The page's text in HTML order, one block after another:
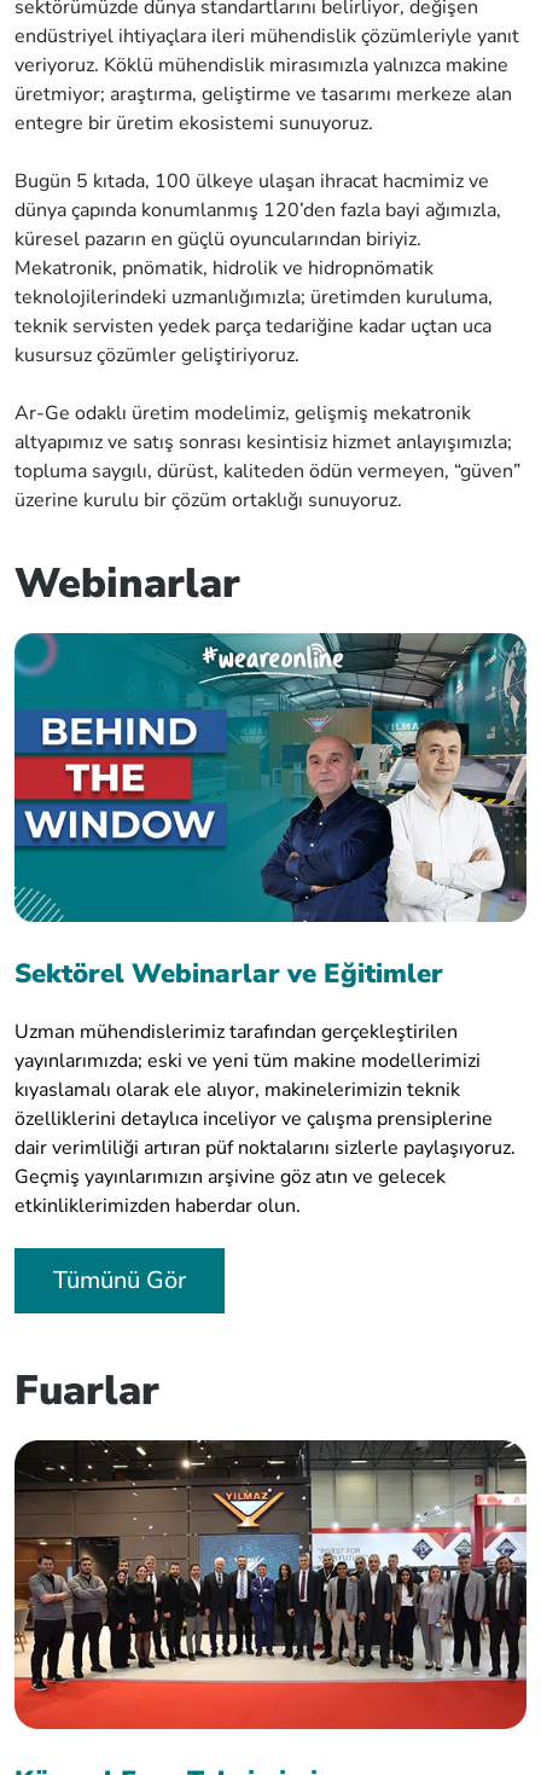
sektörümüzde dünya standartlarını belirliyor, değişen
endüstriyel ihtiyaçlara ileri mühendislik çözümleriyle yanıt
veriyoruz. Köklü mühendislik mirasımızla yalnızca makine
üretmiyor; araştırma, geliştirme ve tasarımı merkeze alan
entegre bir üretim ekosistemi sunuyoruz.
Bugün 5 kıtada, 100 ülkeye ulaşan ihracat hacmimiz ve
dünya çapında konumlanmış 120’den fazla bayi ağımızla,
küresel pazarın en güçlü oyuncularından biriyiz.
Mekatronik, pnömatik, hidrolik ve hidropnömatik
teknolojilerindeki uzmanlığımızla; üretimden kuruluma,
teknik servisten yedek parça tedariğine kadar uçtan uca
kusursuz çözümler geliştiriyoruz.
Ar-Ge odaklı üretim modelimiz, gelişmiş mekatronik
altyapımız ve satış sonrası kesintisiz hizmet anlayışımızla;
topluma saygılı, dürüst, kaliteden ödün vermeyen, “güven”
üzerine kurulu bir çözüm ortaklığı sunuyoruz.
Webinarlar
Sektörel Webinarlar ve Eğitimler
Uzman mühendislerimiz tarafından gerçekleştirilen
yayınlarımızda; eski ve yeni tüm makine modellerimizi
kıyaslamalı olarak ele alıyor, makinelerimizin teknik
özelliklerini detaylıca inceliyor ve çalışma prensiplerine
dair verimliliği artıran püf noktalarını sizlerle paylaşıyoruz.
Geçmiş yayınlarımızın arşivine göz atın ve gelecek
etkinliklerimizden haberdar olun.
Tümünü Gör
Fuarlar